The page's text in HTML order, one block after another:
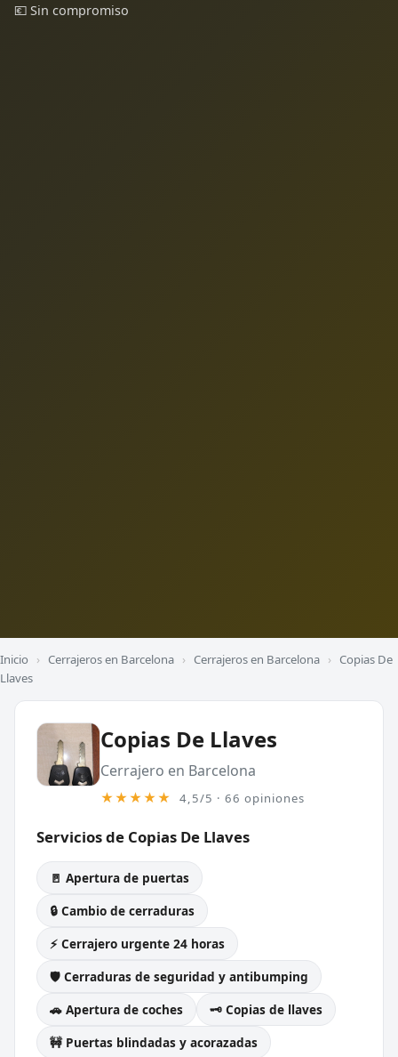
💶 Sin compromiso
Inicio › Cerrajeros en Barcelona › Cerrajeros en Barcelona › Copias De
Llaves
Copias De Llaves
Cerrajero en Barcelona
★★★★★ 4,5/5 · 66 opiniones
Servicios de Copias De Llaves
🚪 Apertura de puertas
🔒 Cambio de cerraduras
⚡ Cerrajero urgente 24 horas
🛡️ Cerraduras de seguridad y antibumping
🚗 Apertura de coches
🗝️ Copias de llaves
🚧 Puertas blindadas y acorazadas